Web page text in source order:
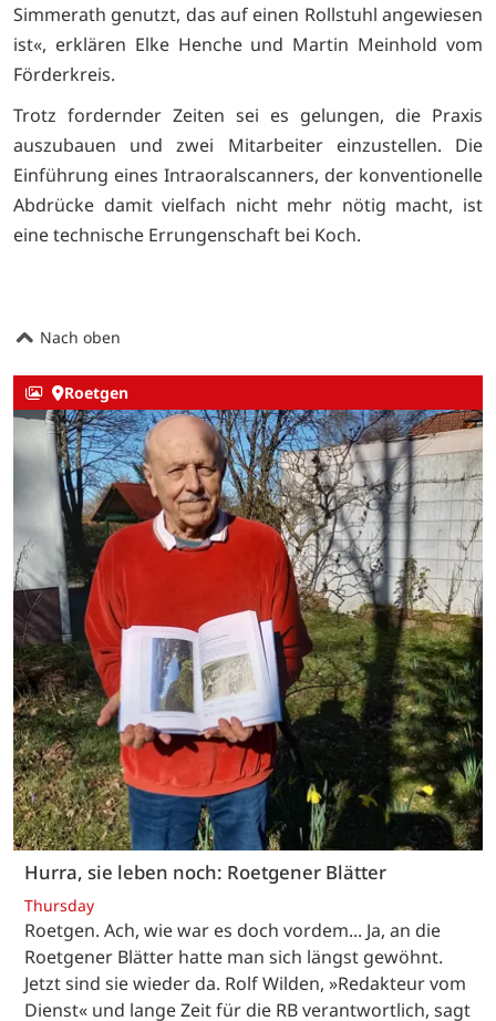
Simmerath genutzt, das auf einen Rollstuhl angewiesen
ist«, erklären Elke Henche und Martin Meinhold vom
Förderkreis.
Trotz fordernder Zeiten sei es gelungen, die Praxis
auszubauen und zwei Mitarbeiter einzustellen. Die
Einführung eines Intraoralscanners, der konventionelle
Abdrücke damit vielfach nicht mehr nötig macht, ist
eine technische Errungenschaft bei Koch.
Nach oben
Roetgen
Hurra, sie leben noch: Roetgener Blätter
Thursday
Roetgen. Ach, wie war es doch vordem... Ja, an die
Roetgener Blätter hatte man sich längst gewöhnt.
Jetzt sind sie wieder da. Rolf Wilden, »Redakteur vom
Dienst« und lange Zeit für die RB verantwortlich, sagt